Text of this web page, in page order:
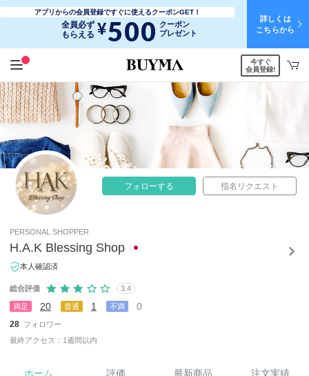
アプリからの会員登録ですぐに使えるクーポンGET！
全員必ず
もらえる ¥500 クーポン
プレゼント
詳しくは
こちらから
今すぐ
会員登録!
フォローする 指名リクエスト
PERSONAL SHOPPER
H.A.K Blessing Shop
本人確認済
総合評価 3.4
満足 20 普通 1 不満 0
28 フォロワー
最終アクセス：1週間以内
ホーム 評価 最新商品 注文実績